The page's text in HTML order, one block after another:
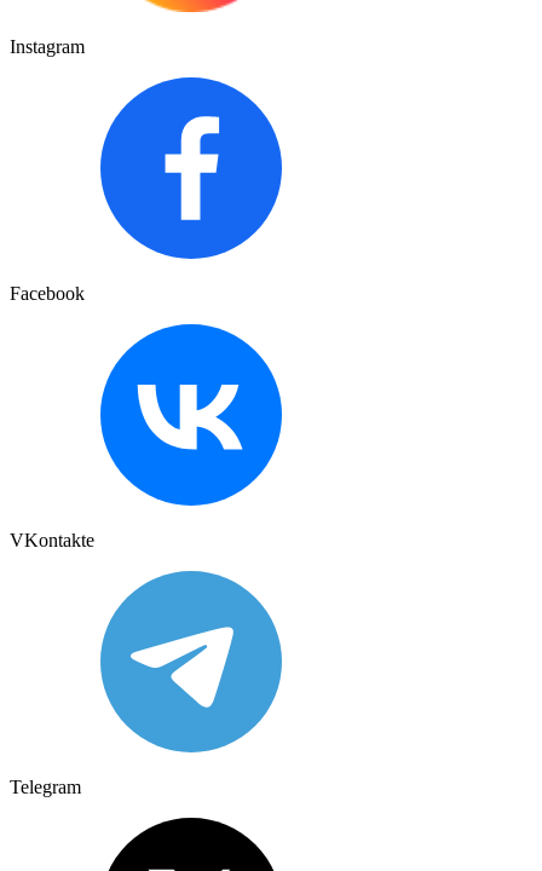
Instagram
Facebook
VKontakte
Telegram